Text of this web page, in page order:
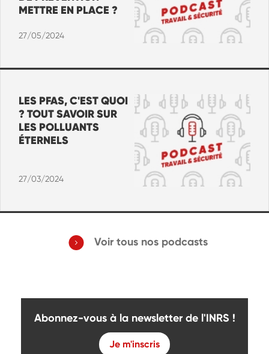
METTRE EN PLACE ?
27/05/2024
LES PFAS, C'EST QUOI
? TOUT SAVOIR SUR
LES POLLUANTS
ÉTERNELS
27/03/2024
Voir tous nos podcasts
Abonnez-vous à la newsletter de l'INRS !
Je m'inscris